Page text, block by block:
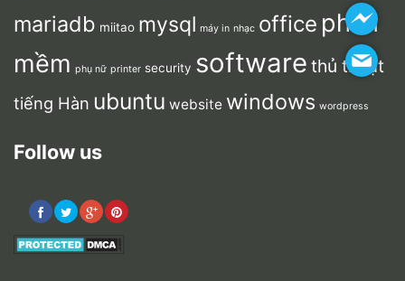
mariadb miitao mysql máy in nhạc office phần
mềm phụ nữ printer security software thủ thuật
tiếng Hàn ubuntu website windows wordpress
Follow us